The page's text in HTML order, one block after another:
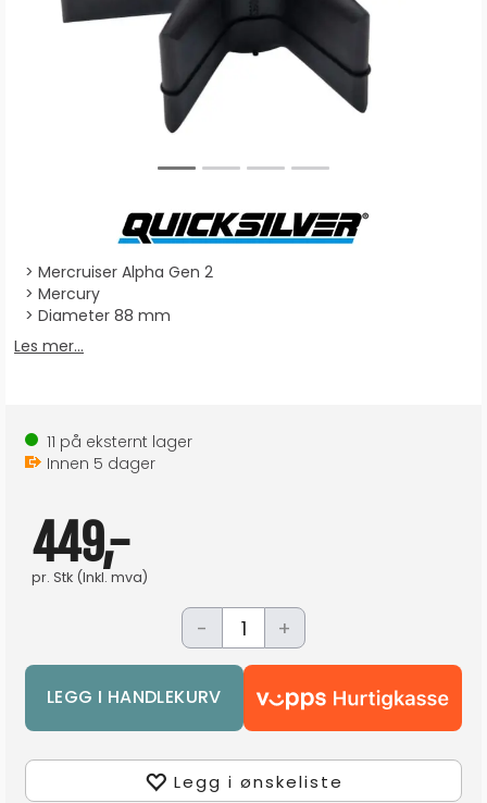
Mercruiser Alpha Gen 2
Mercury
Diameter 88 mm
Les mer...
11 på eksternt lager
Innen 5 dager
449,-
pr. Stk (Inkl. mva)
- +
Legg i ønskeliste